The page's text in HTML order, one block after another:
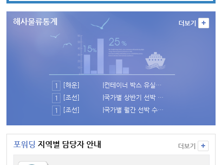
해사물류통계 더보기
1 [해운]
|컨테이너 박스 유실사고 추이(2008~2025년)
1
[조선]
|국가별 상반기 선박 수주량 추이(2022~2026년)
1
[조선] |국가별 월간 선박 수주량 추이(2026년 1~6월)
포워딩 지역별 담당자 안내 더보기